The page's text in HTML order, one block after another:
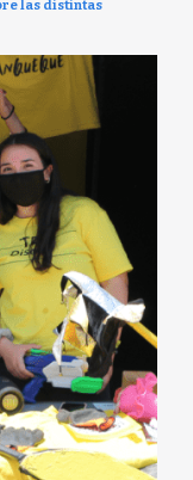
las distintas